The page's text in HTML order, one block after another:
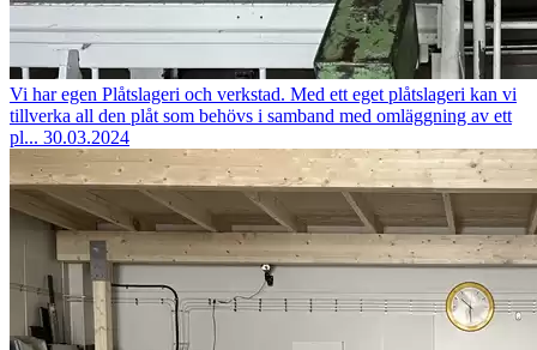
Vi har egen Plåtslageri och verkstad. Med ett eget plåtslageri kan vi
tillverka all den plåt som behövs i samband med omläggning av ett
pl... 30.03.2024